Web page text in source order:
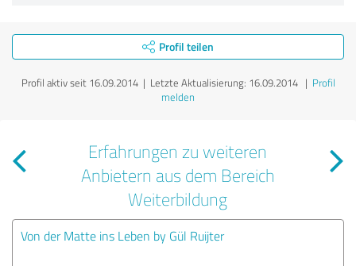
Profil teilen
Profil aktiv seit 16.09.2014 | Letzte Aktualisierung: 16.09.2014| Profil
melden
Erfahrungen zu weiteren
Anbietern aus dem Bereich
Weiterbildung
Von der Matte ins Leben by Gül Ruijter